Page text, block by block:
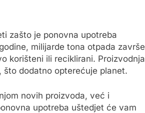
zašto je ponovna upotreba
milijarde tona otpada završe
korišteni ili reciklirani. Proizvodnja
dodatno opterećuje planet.
novih proizvoda, već i
upotreba uštedjet će vam